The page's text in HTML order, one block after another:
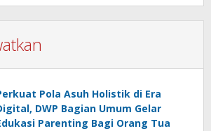
Pola Asuh Holistik di Era
DWP Bagian Umum Gelar
Parenting Bagi Orang Tua